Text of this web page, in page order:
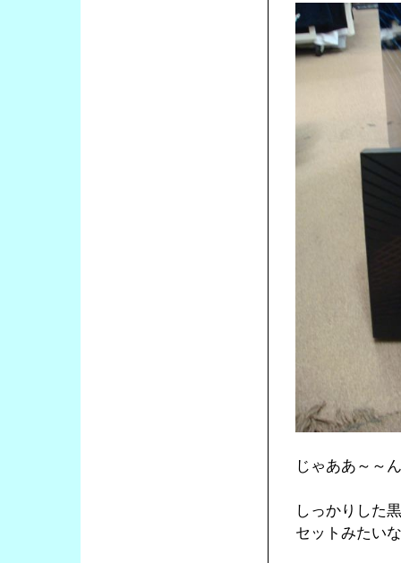
じゃああ～～
しっかりした
セットみたい